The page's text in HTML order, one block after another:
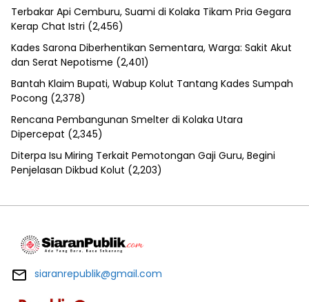
Terbakar Api Cemburu, Suami di Kolaka Tikam Pria Gegara
Kerap Chat Istri (2,456)
Kades Sarona Diberhentikan Sementara, Warga: Sakit Akut
dan Serat Nepotisme (2,401)
Bantah Klaim Bupati, Wabup Kolut Tantang Kades Sumpah
Pocong (2,378)
Rencana Pembangunan Smelter di Kolaka Utara
Dipercepat (2,345)
Diterpa Isu Miring Terkait Pemotongan Gaji Guru, Begini
Penjelasan Dikbud Kolut (2,203)
siaranrepublik@gmail.com